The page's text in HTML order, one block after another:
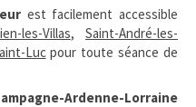
est facilement accessible
les-Villas,Saint-André-les-
Lucpour toute séance de
Ardenne-Lorraine